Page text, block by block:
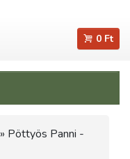
0 Ft
» Pöttyös Panni -